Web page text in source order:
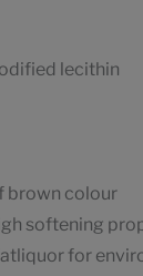
lecithin
brown colour
softening
for